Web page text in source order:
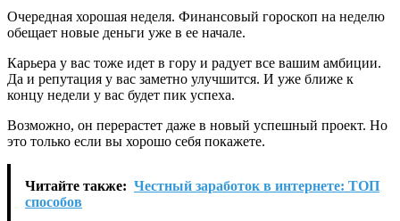
Очередная хорошая неделя. Финансовый гороскоп на неделю
обещает новые деньги уже в ее начале.
Карьера у вас тоже идет в гору и радует все вашим амбиции.
Да и репутация у вас заметно улучшится. И уже ближе к
концу недели у вас будет пик успеха.
Возможно, он перерастет даже в новый успешный проект. Но
это только если вы хорошо себя покажете.
Читайте также: Честный заработок в интернете: ТОП
способов